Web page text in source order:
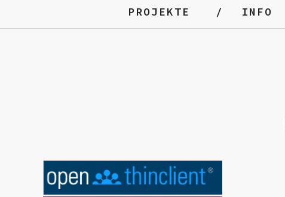
PROJEKTE INFO